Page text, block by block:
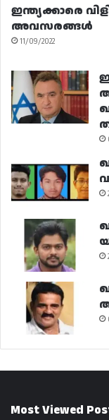
ഇന്ത്യക്കാരെ
അവസരങ്ങൾ
11/09/2022
Most Viewed